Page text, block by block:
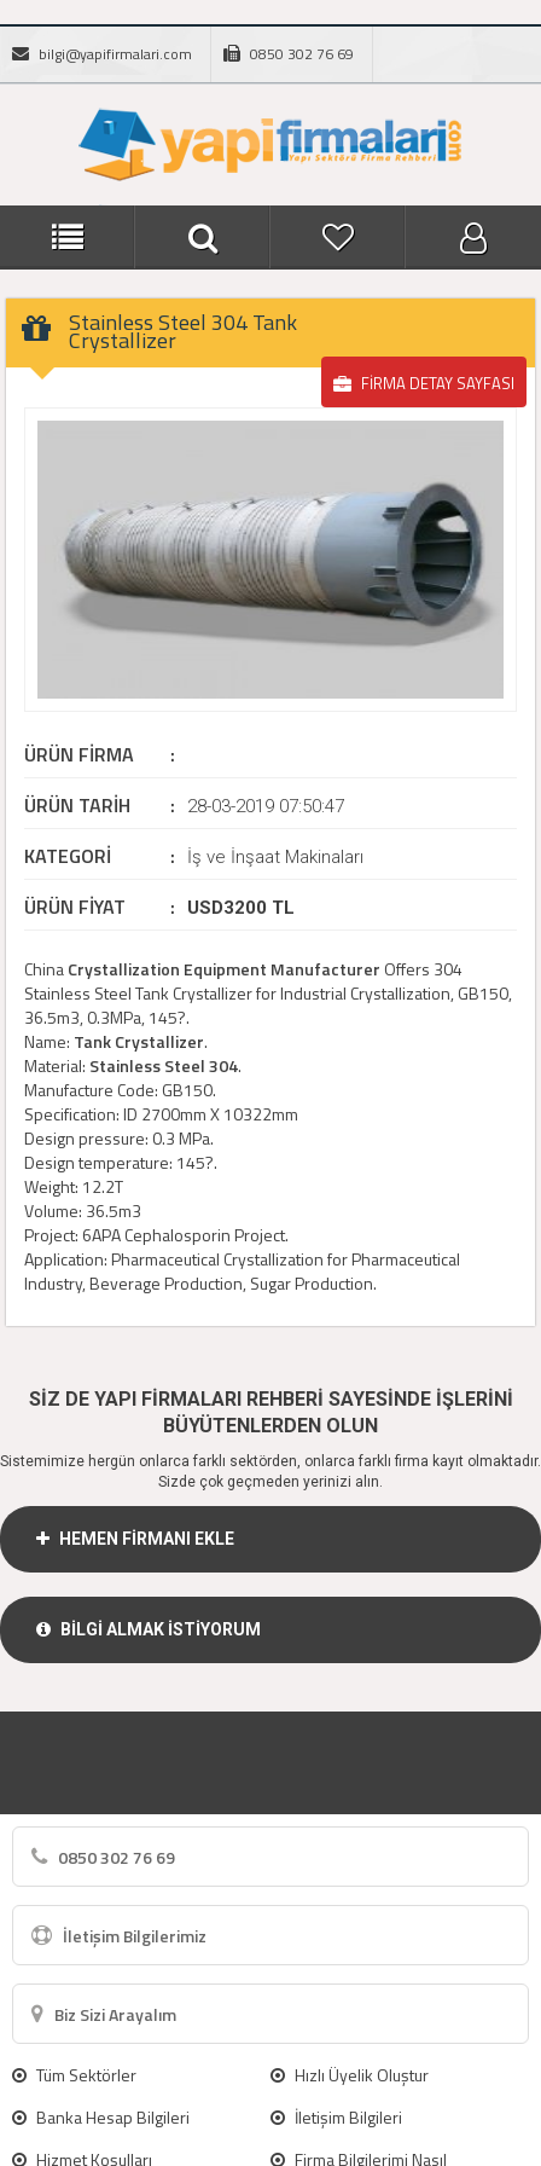
bilgi@yapifirmalari.com 0850 302 76 69
Stainless Steel 304 Tank
Crystallizer
FİRMA DETAY SAYFASI
ÜRÜN FİRMA :
DFC Tank Pressure Vessel Manufacturer Co., Ltd
ÜRÜN TARİH : 28-03-2019 07:50:47
KATEGORİ : İş ve İnşaat Makinaları
ÜRÜN FİYAT : USD3200 TL
ChinaCrystallization Equipment Manufacturer Offers 304
Stainless Steel Tank Crystallizer for Industrial Crystallization, GB150,
36.5m3, 0.3MPa, 145?.
Name: Tank Crystallizer.
Material: Stainless Steel 304.
Manufacture Code: GB150.
Specification: ID 2700mm X 10322mm
Design pressure: 0.3 MPa.
Design temperature: 145?.
Weight: 12.2T
Volume: 36.5m3
Project: 6APA Cephalosporin Project.
Application: Pharmaceutical Crystallization for Pharmaceutical
Industry, Beverage Production, Sugar Production.
SİZ DE YAPI FİRMALARI REHBERİ SAYESİNDE İŞLERİNİ
BÜYÜTENLERDEN OLUN
Sistemimize hergün onlarca farklı sektörden, onlarca farklı firma kayıt olmaktadır.
Sizde çok geçmeden yerinizi alın.
HEMEN FİRMANI EKLE
BİLGİ ALMAK İSTİYORUM
0850 302 76 69
İletişim Bilgilerimiz
Biz Sizi Arayalım
Tüm Sektörler
Hızlı Üyelik Oluştur
Banka Hesap Bilgileri
İletişim Bilgileri
Hizmet Koşulları
Firma Bilgilerimi Nasıl